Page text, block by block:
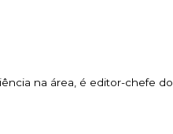
na área, é editor-chefe do